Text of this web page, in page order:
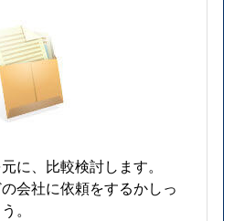
に、比較検討します。
会社に依頼をするかしっ
。